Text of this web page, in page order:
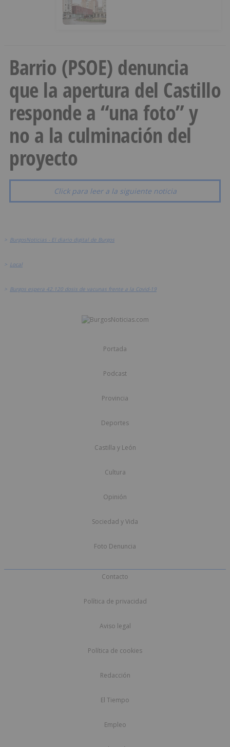
Barrio (PSOE) denuncia
que la apertura del Castillo
responde a “una foto” y
no a la culminación del
proyecto
Click para leer a la siguiente noticia
> BurgosNoticias - El diario digital de Burgos
> Local
> Burgos espera 42.120 dosis de vacunas frente a la Covid-19
Portada
Podcast
Provincia
Deportes
Castilla y León
Cultura
Opinión
Sociedad y Vida
Foto Denuncia
Contacto
Política de privacidad
Aviso legal
Política de cookies
Redacción
El Tiempo
Empleo